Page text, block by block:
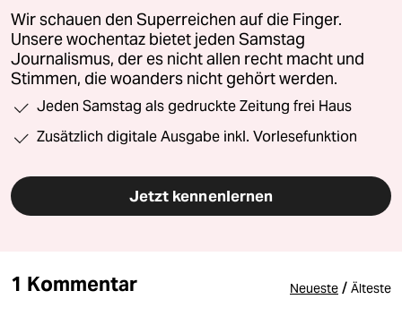
Wir schauen den Superreichen auf die Finger.
Unsere wochentaz bietet jeden Samstag
Journalismus, der es nicht allen recht macht und
Stimmen, die woanders nicht gehört werden.
Jeden Samstag als gedruckte Zeitung frei Haus
Zusätzlich digitale Ausgabe inkl. Vorlesefunktion
Jetzt kennenlernen
1 Kommentar Neueste / Älteste